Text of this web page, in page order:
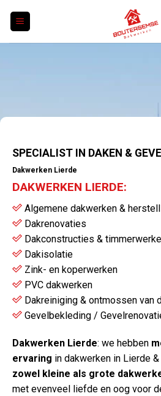
SPECIALIST IN DAKEN &
Dakwerken Lierde
DAKWERKEN LIERDE:
Algemene dakwerken &
Dakrenovaties
Dakconstructies &
Dakisolatie
Zink- en koperwerken
PVC dakwerken
Dakreiniging & ontmossen van
Gevelbekleding /
Dakwerken Lierde: we hebben
ervaring in dakwerken in Lierde
zowel kleine als grote
met evenveel liefde en oog voor